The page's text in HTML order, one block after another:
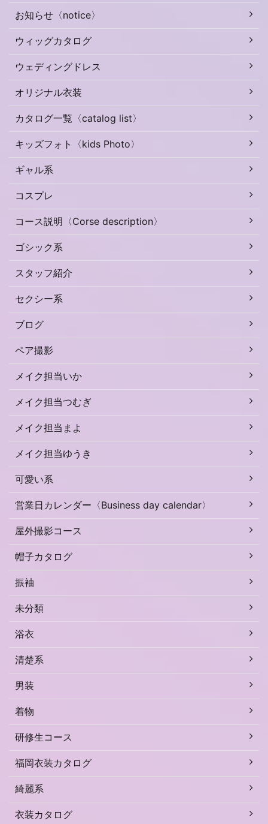
お知らせ〈notice〉
ウィッグカタログ
ウェディングドレス
オリジナル衣装
カタログ一覧〈catalog list〉
キッズフォト〈kids Photo〉
ギャル系
コスプレ
コース説明〈Corse description〉
ゴシック系
スタッフ紹介
セクシー系
ブログ
ペア撮影
メイク担当いか
メイク担当つむぎ
メイク担当まよ
メイク担当ゆうき
可愛い系
営業日カレンダー〈Business day calendar〉
屋外撮影コース
帽子カタログ
振袖
未分類
浴衣
清楚系
男装
着物
研修生コース
福岡衣装カタログ
綺麗系
衣装カタログ